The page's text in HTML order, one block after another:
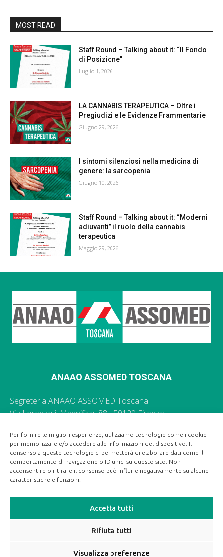
Per fornire le migliori esperienze, utilizziamo tecnologie come i cookie
per memorizzare e/o accedere alle informazioni del dispositivo. Il
consenso a queste tecnologie ci permetterà di elaborare dati come il
comportamento di navigazione o ID unici su questo sito. Non
acconsentire o ritirare il consenso può influire negativamente su alcune
caratteristiche e funzioni.
Accetta tutti
Rifiuta tutti
Visualizza preferenze
MOST READ
Staff Round – Talking about it: “Il Fondo
di Posizione”
Luglio 1, 2026
LA CANNABIS TERAPEUTICA – Oltre i
Pregiudizi e le Evidenze Frammentarie
Giugno 29, 2026
I sintomi silenziosi nella medicina di
genere: la sarcopenia
Giugno 10, 2026
Staff Round – Talking about it: “Moderni
adiuvanti” il ruolo della cannabis
terapeutica
Maggio 29, 2026
ANAAO ASSOMED TOSCANA
Segreteria ANAAO ASSOMED Toscana
Via Lorenzo il Magnifico, 88 - 50129 Firenze
Ufficio Stampa Regionale ANAAO ASSOMED Toscana
055 496035 - segr.toscana@anaao.it